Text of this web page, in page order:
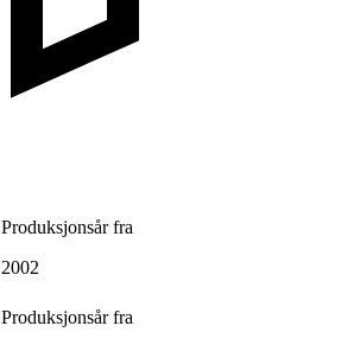
Produksjonsår fra
2002
Produksjonsår fra